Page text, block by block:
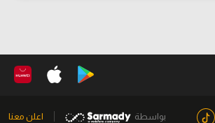
بواسطة اعلن معنا